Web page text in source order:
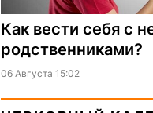
Как вести себя с
родственниками?
06 Августа 15:02